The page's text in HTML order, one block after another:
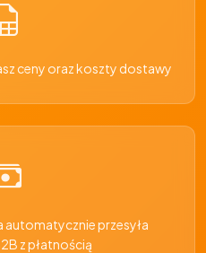
ceny oraz koszty dostawy
przesyła
z płatnością